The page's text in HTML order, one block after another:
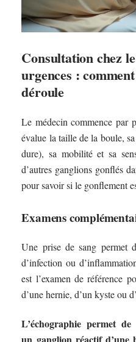
Consultation chez
urgences :
déroule
Le médecin commence par
évalue la taille de la boule,
dure), sa mobilité et sa
d’autres ganglions gonflés
pour savoir si le gonflement
Examens
Une prise de sang permet
d’infection ou
est l’examen de référence
d’une hernie, d’un kyste ou
L’échographie permet